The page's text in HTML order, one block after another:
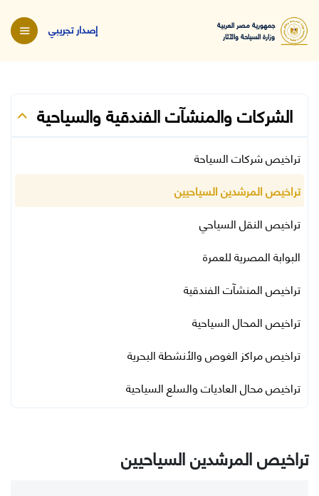
جمهورية مصر العربية
وزارة السياحة والآثار
إصدار تجريبي
الشركات والمنشآت الفندقية والسياحية
تراخيص شركات السياحة
تراخيص المرشدين السياحيين
تراخيص النقل السياحي
البوابة المصرية للعمرة
تراخيص المنشآت الفندقية
تراخيص المحال السياحية
تراخيص مراكز الغوص والأنشطة البحرية
تراخيص محال العاديات والسلع السياحية
تراخيص المرشدين السياحيين